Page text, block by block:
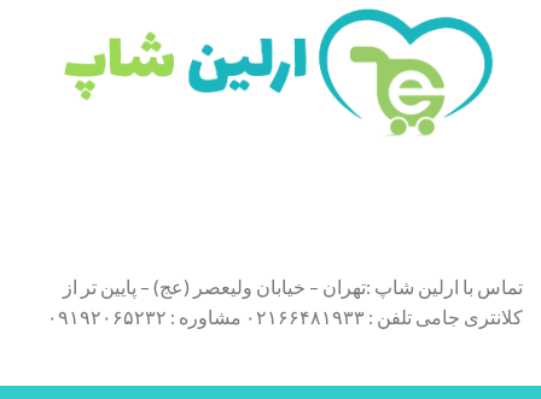
تماس با ارلین شاپ :تهران – خیابان ولیعصر (عج) – پایین تر از
کلانتری جامی تلفن : ۰۲۱۶۶۴۸۱۹۳۳ مشاوره : ۰۹۱۹۲۰۶۵۲۳۲